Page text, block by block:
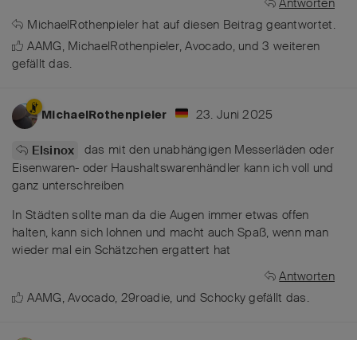
MichaelRothenpieler hat auf diesen Beitrag geantwortet.
AAMG, MichaelRothenpieler,Avocado, und3 weiteren
gefällt das.
MichaelRothenpieler 23. Juni 2025
Elsinox
das mit den unabhängigen Messerläden oder
Eisenwaren- oder Haushaltswarenhändler kann ich voll und
ganz unterschreiben
In Städten sollte man da die Augen immer etwas offen
halten, kann sich lohnen und macht auch Spaß, wenn man
wieder mal ein Schätzchen ergattert hat
Antworten
AAMG,Avocado, 29roadie, undSchocky gefällt das.